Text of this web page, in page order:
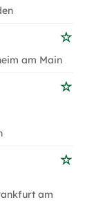
am Main
am